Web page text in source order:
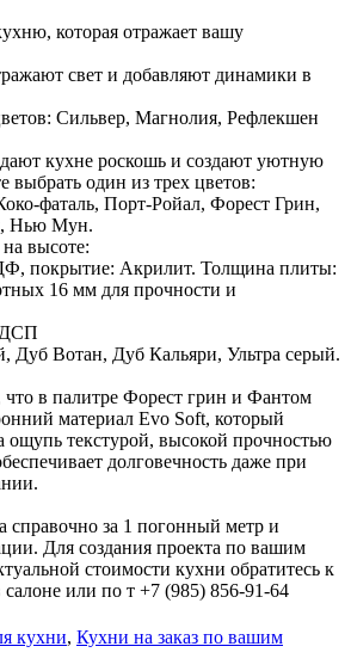
которая отражает вашу
свет и добавляют динамики в
Сильвер, Магнолия, Рефлекшен
кухне роскошь и создают уютную
выбрать один из трех цветов:
фаталь, Порт-Ройал, Форест Грин,
Нью Мун.
высоте:
покрытие: Акрилит. Толщина плиты:
16 мм для прочности и
Дуб Вотан, Дуб Кальяри, Ультра серый.
в палитре Форест грин и Фантом
материал Evo Soft, который
ощупь текстурой, высокой прочностью
долговечность даже при
справочно за 1 погонный метр и
Для создания проекта по вашим
стоимости кухни обратитесь к
или по т +7 (985) 856-91-64
кухни, Кухни на заказ по вашим